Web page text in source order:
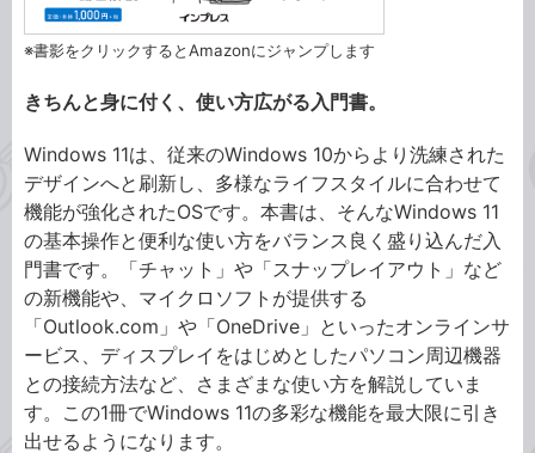
※書影をクリックするとAmazonにジャンプします
きちんと身に付く、使い方広がる入門書。
Windows 11は、従来のWindows 10からより洗練された
デザインへと刷新し、多様なライフスタイルに合わせて
機能が強化されたOSです。本書は、そんなWindows 11
の基本操作と便利な使い方をバランス良く盛り込んだ入
門書です。「チャット」や「スナップレイアウト」など
の新機能や、マイクロソフトが提供する
「Outlook.com」や「OneDrive」といったオンラインサ
ービス、ディスプレイをはじめとしたパソコン周辺機器
との接続方法など、さまざまな使い方を解説していま
す。この1冊でWindows 11の多彩な機能を最大限に引き
出せるようになります。